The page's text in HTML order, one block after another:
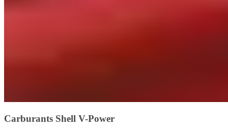
Carburants Shell V-Power